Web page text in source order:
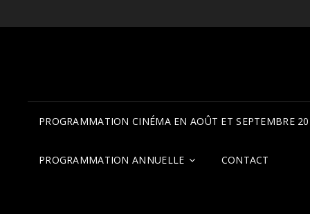
PROGRAMMATION CINÉMA EN AOÛT ET SEPTEMBRE
PROGRAMMATION ANNUELLE CONTACT